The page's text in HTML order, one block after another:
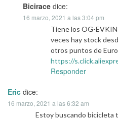
Bicirace dice:
16 marzo, 2021 a las 3:04 pm
Tiene los OG-
veces hay stock
otros puntos de
https://
Responder
Eric dice:
16 marzo, 2021 a las 6:32 am
Estoy buscando bicicleta